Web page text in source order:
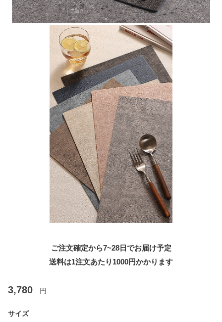
ご注文確定から7~28日でお届け予定
送料は1注文あたり 1000円かかります
3,780 円
サイズ